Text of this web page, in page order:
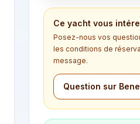
Ce yacht vous
Posez-nous vos
les conditions de
message.
Question sur